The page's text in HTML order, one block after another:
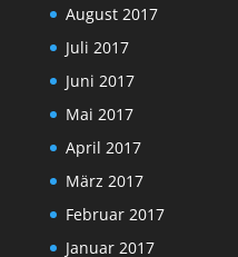
August 2017
Juli 2017
Juni 2017
Mai 2017
April 2017
März 2017
Februar 2017
Januar 2017